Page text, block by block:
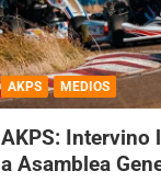
AKPS MEDIOS
AKPS: Intervino
a Asamblea